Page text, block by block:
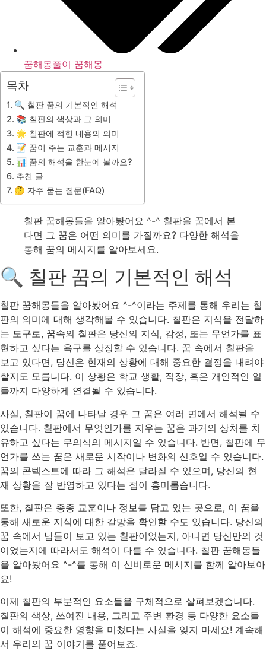
꿈해몽풀이 꿈해몽
목차
🔍 칠판 꿈의 기본적인 해석
📚 칠판의 색상과 그 의미
🌟 칠판에 적힌 내용의 의미
📝 꿈이 주는 교훈과 메시지
📊 꿈의 해석을 한눈에 볼까요?
추천 글
🤔 자주 묻는 질문(FAQ)
칠판 꿈해몽들을 알아봤어요 ^-^ 칠판을 꿈에서 본
다면 그 꿈은 어떤 의미를 가질까요? 다양한 해석을
통해 꿈의 메시지를 알아보세요.
🔍 칠판 꿈의 기본적인 해석
칠판 꿈해몽들을 알아봤어요 ^-^이라는 주제를 통해 우리는 칠
판의 의미에 대해 생각해볼 수 있습니다. 칠판은 지식을 전달하
는 도구로, 꿈속의 칠판은 당신의 지식, 감정, 또는 무언가를 표
현하고 싶다는 욕구를 상징할 수 있습니다. 꿈 속에서 칠판을
보고 있다면, 당신은 현재의 상황에 대해 중요한 결정을 내려야
할지도 모릅니다. 이 상황은 학교 생활, 직장, 혹은 개인적인 일
들까지 다양하게 연결될 수 있습니다.
사실, 칠판이 꿈에 나타날 경우 그 꿈은 여러 면에서 해석될 수
있습니다. 칠판에서 무엇인가를 지우는 꿈은 과거의 상처를 치
유하고 싶다는 무의식의 메시지일 수 있습니다. 반면, 칠판에 무
언가를 쓰는 꿈은 새로운 시작이나 변화의 신호일 수 있습니다.
꿈의 콘텍스트에 따라 그 해석은 달라질 수 있으며, 당신의 현
재 상황을 잘 반영하고 있다는 점이 흥미롭습니다.
또한, 칠판은 종종 교훈이나 정보를 담고 있는 곳으로, 이 꿈을
통해 새로운 지식에 대한 갈망을 확인할 수도 있습니다. 당신의
꿈 속에서 남들이 보고 있는 칠판이었는지, 아니면 당신만의 것
이었는지에 따라서도 해석이 다를 수 있습니다. 칠판 꿈해몽들
을 알아봤어요 ^-^를 통해 이 신비로운 메시지를 함께 알아보아
요!
이제 칠판의 부분적인 요소들을 구체적으로 살펴보겠습니다.
칠판의 색상, 쓰여진 내용, 그리고 주변 환경 등 다양한 요소들
이 해석에 중요한 영향을 미쳤다는 사실을 잊지 마세요! 계속해
서 우리의 꿈 이야기를 풀어보죠.